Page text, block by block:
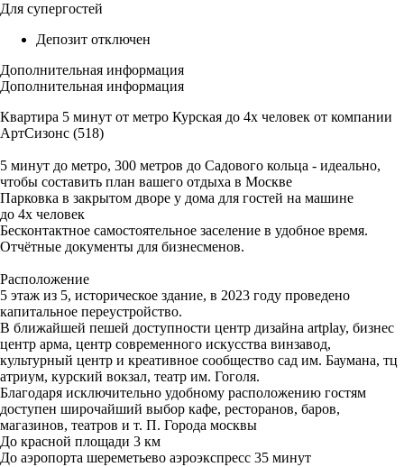
Для супергостей
Депозит отключен
Дополнительная информация
Дополнительная информация
Квартира 5 минут от метро Курская до 4х человек от компании
АртСизонс (518)
5 минут до метро, 300 метров до Садового кольца - идеально,
чтобы составить план вашего отдыха в Москве
Парковка в закрытом дворе у дома для гостей на машине
до 4х человек
Бесконтактное самостоятельное заселение в удобное время.
Отчётные документы для бизнесменов.
Расположение
5 этаж из 5, историческое здание, в 2023 году проведено
капитальное переустройство.
В ближайшей пешей доступности центр дизайна artplay, бизнес
центр арма, центр современного искусства винзавод,
культурный центр и креативное сообщество сад им. Баумана, тц
атриум, курский вокзал, театр им. Гоголя.
Благодаря исключительно удобному расположению гостям
доступен широчайший выбор кафе, ресторанов, баров,
магазинов, театров и т. П. Города москвы
До красной площади 3 км
До аэропорта шереметьево аэроэкспресс 35 минут